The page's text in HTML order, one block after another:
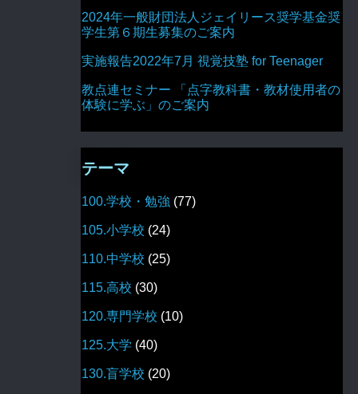
2024年一般財団法人ジェイリース奨学基金奨
学生第６期生募集のご案内
実施報告2022年7月 視覚技塾 for Teenager
教点連セミナー 「点字教科書・教材使用者の
体験に学ぶ」のご案内
テーマ
100.学校・勉強 (77)
105.小学校 (24)
110.中学校 (25)
115.高校 (30)
120.専門学校 (10)
125.大学 (40)
130.盲学校 (20)